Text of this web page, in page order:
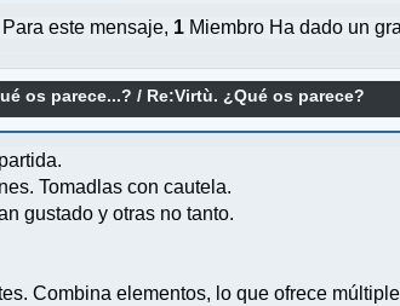
Para este mensaje, 1 Miembro Ha dado un
os parece...? / Re:Virtù. ¿Qué os parece?
Tomadlas con cautela.
gustado y otras no tanto.
Combina elementos, lo que ofrece